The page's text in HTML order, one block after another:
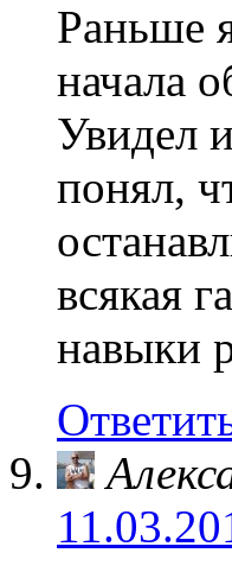
Раньше
начала
Увидел
понял,
всякая
навыки